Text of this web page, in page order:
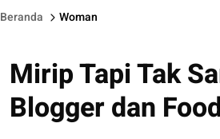
Beranda Woman
Mirip Tapi Tak
Blogger dan